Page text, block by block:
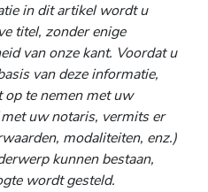
in dit artikel wordt u
titel, zonder enige
van onze kant. Voordat u
van deze informatie,
te nemen met uw
uw notaris, vermits er
modaliteiten, enz.)
kunnen bestaan,
wordt gesteld.